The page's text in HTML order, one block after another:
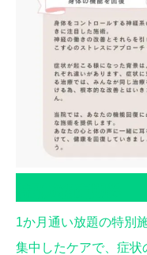
1か月通い放題の特別
集中したケアで、症状